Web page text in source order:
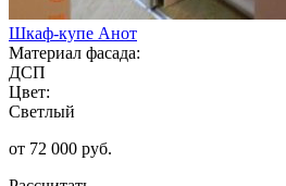
Шкаф-купе Анот
Материал фасада:
ДСП
Цвет:
Светлый
от 72 000 руб.